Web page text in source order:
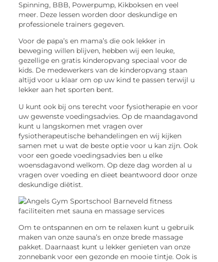
Spinning, BBB, Powerpump, Kikboksen en veel
meer. Deze lessen worden door deskundige en
professionele trainers gegeven.
Voor de papa’s en mama’s die ook lekker in
beweging willen blijven, hebben wij een leuke,
gezellige en gratis kinderopvang speciaal voor de
kids. De medewerkers van de kinderopvang staan
altijd voor u klaar om op uw kind te passen terwijl u
lekker aan het sporten bent.
U kunt ook bij ons terecht voor fysiotherapie en voor
uw gewenste voedingsadvies. Op de maandagavond
kunt u langskomen met vragen over
fysiotherapeutische behandelingen en wij kijken
samen met u wat de beste optie voor u kan zijn. Ook
voor een goede voedingsadvies ben u elke
woensdagavond welkom. Op deze dag worden al u
vragen over voeding en dieet beantwoord door onze
deskundige diëtist.
Om te ontspannen en om te relaxen kunt u gebruik
maken van onze sauna’s en onze brede massage
pakket. Daarnaast kunt u lekker genieten van onze
zonnebank voor een gezonde en mooie tintje. Ook is